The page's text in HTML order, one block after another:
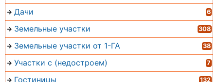
Дачи 6
Земельные участки 308
Земельные участки от 1-ГА 38
Участки с (недостроем) 7
Гостиницы 132